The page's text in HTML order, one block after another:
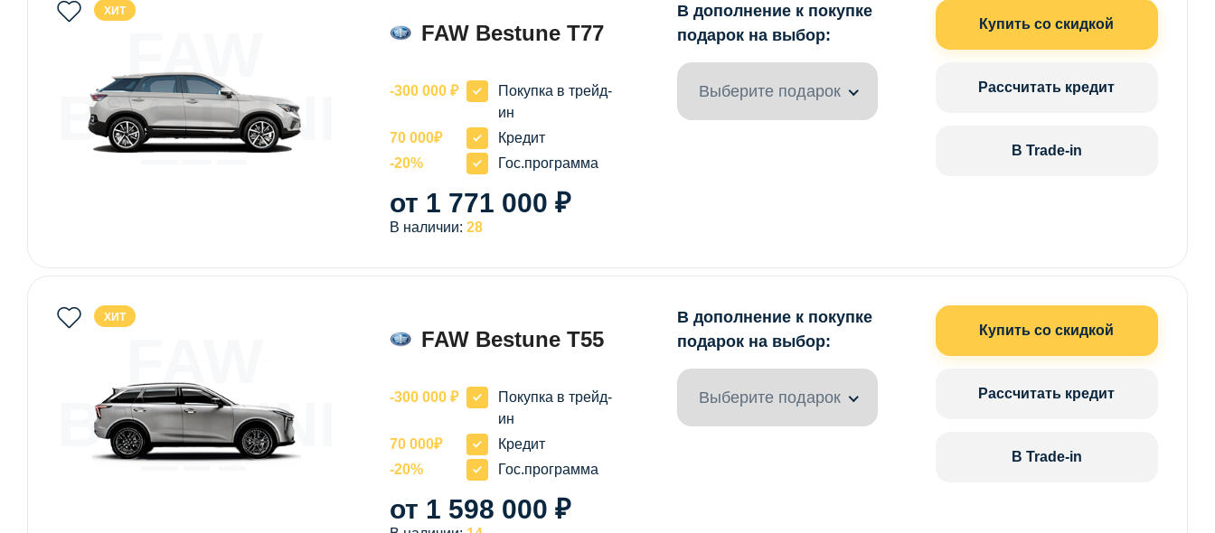
ХИТ
FAW
BESTUNE
FAW Bestune T77
-300 000 ₽
Покупка в трейд-
ин
70 000₽
Кредит
-20%
Гос.программа
от 1 771 000 ₽
В наличии:28
В дополнение к покупке
подарок на выбор:
Выберите подарок
Купить со скидкой
Рассчитать кредит
В Trade-in
ХИТ
BESTUNE
FAW Bestune T55
-300 000 ₽
Покупка в трейд-
ин
70 000₽
Кредит
-20%
Гос.программа
от 1 598 000 ₽
В дополнение к покупке
подарок на выбор:
Выберите подарок
Купить со скидкой
Рассчитать кредит
В Trade-in